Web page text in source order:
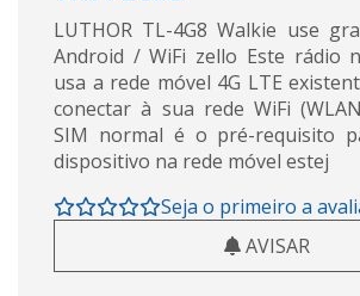
LUTHOR TL-4G8 Walkie use
Android / WiFi zello Este rádio
usa a rede móvel 4G LTE
conectar à sua rede WiFi
SIM normal é o pré-requisito
dispositivo na rede móvel estej
Seja o primeiro a
AVISAR